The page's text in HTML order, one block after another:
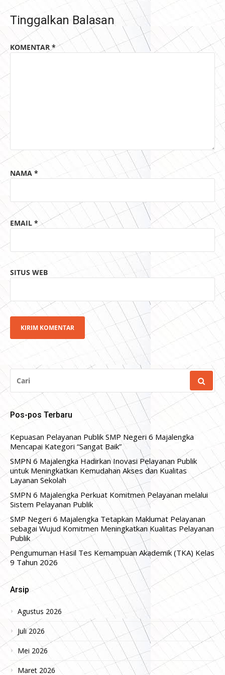
Tinggalkan Balasan
KOMENTAR *
NAMA *
EMAIL *
SITUS WEB
UNTUK:
Pos-pos Terbaru
Kepuasan Pelayanan Publik SMP Negeri 6 Majalengka
Mencapai Kategori “Sangat Baik”
SMPN 6 Majalengka Hadirkan Inovasi Pelayanan Publik
untuk Meningkatkan Kemudahan Akses dan Kualitas
Layanan Sekolah
SMPN 6 Majalengka Perkuat Komitmen Pelayanan melalui
Sistem Pelayanan Publik
SMP Negeri 6 Majalengka Tetapkan Maklumat Pelayanan
sebagai Wujud Komitmen Meningkatkan Kualitas Pelayanan
Publik
Pengumuman Hasil Tes Kemampuan Akademik (TKA) Kelas
9 Tahun 2026
Arsip
Agustus 2026
Juli 2026
Mei 2026
Maret 2026